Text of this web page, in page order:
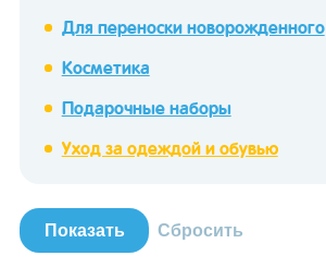
Для переноски новорожденного
Косметика
Подарочные наборы
Уход за одеждой и обувью